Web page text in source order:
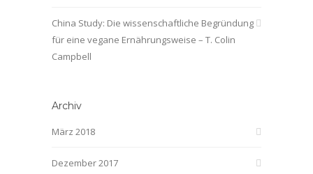
China Study: Die wissenschaftliche Begründung
für eine vegane Ernährungsweise – T. Colin
Campbell
Archiv
März 2018
Dezember 2017